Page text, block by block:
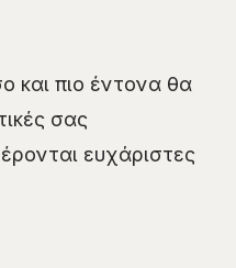
και πιο έντονα θα
σας
ευχάριστες